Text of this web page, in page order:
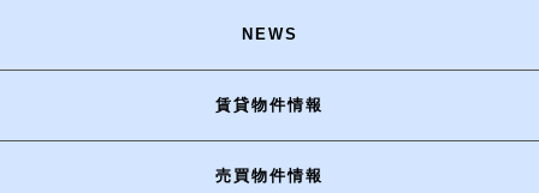
NEWS
賃貸物件情報
売買物件情報